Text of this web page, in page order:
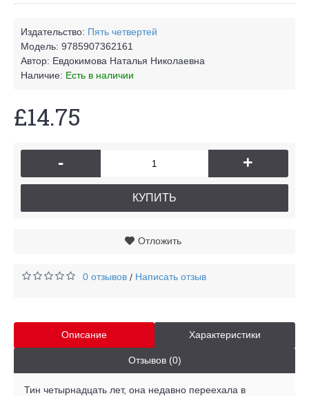
Издательство: Пять четвертей
Модель: 9785907362161
Автор: Евдокимова Наталья Николаевна
Наличие: Есть в наличии
£14.75
- +
КУПИТЬ
Отложить
0 отзывов / Написать отзыв
Описание Характеристики
Отзывов (0)
Тин четырнадцать лет, она недавно переехала в